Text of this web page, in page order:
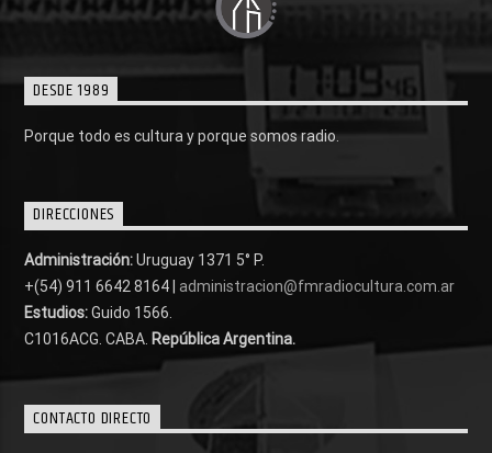
DESDE 1989
Porque todo es cultura y porque somos radio.
DIRECCIONES
Administración:Uruguay 1371 5° P.
+(54) 911 6642 8164 | administracion@fmradiocultura.com.ar
Estudios:Guido 1566.
C1016ACG. CABA. República Argentina.
CONTACTO DIRECTO